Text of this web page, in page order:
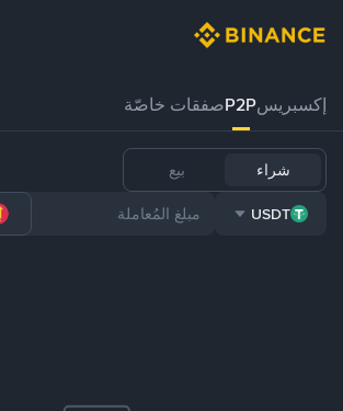
إكسبريسP2Pصفقات خاصّة
شراء بيع
USDT